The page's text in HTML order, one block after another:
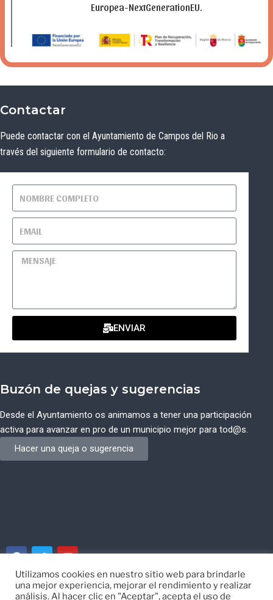
Europea-NextGenerationEU.
Contactar
Puede contactar con el Ayuntamiento de Campos del Rio a
través del siguiente formulario de contacto:
ENVIAR
Buzón de quejas y sugerencias
Desde el Ayuntamiento os animamos a tener una participación
activa para avanzar en pro de un municipio mejor para tod@s.
Hacer una queja o sugerencia
© Ayuntamiento de Campos del Río de Murcia
Utilizamos cookies en nuestro sitio web para brindarle
una mejor experiencia, mejorar el rendimiento y realizar
análisis. Al hacer clic en "Aceptar", acepta el uso de